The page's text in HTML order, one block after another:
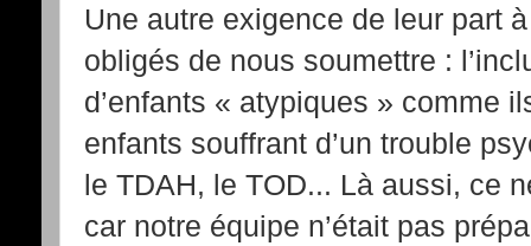
Une autre exigence de leur part
obligés de nous soumettre :
d’enfants « atypiques » comme
enfants souffrant d’un trouble
le TDAH, le TOD... Là aussi, ce
car notre équipe n’était pas